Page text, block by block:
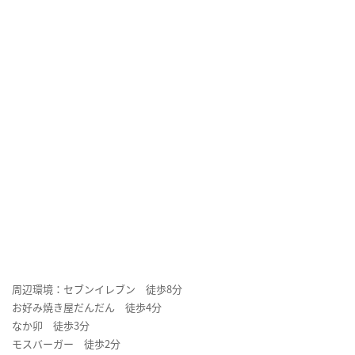
周辺環境：セブンイレブン 徒歩8分
お好み焼き屋だんだん 徒歩4分
なか卯 徒歩3分
モスバーガー 徒歩2分